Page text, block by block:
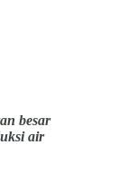
besar
air